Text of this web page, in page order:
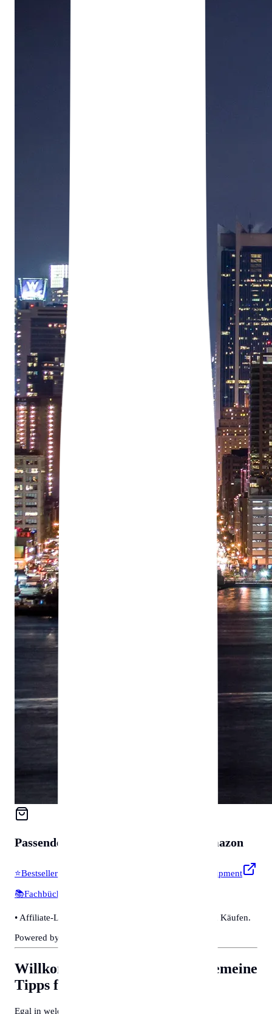
Passendes für auf Amazon
⭐Bestseller & Favoriten
Profi-Werkzeug & Equipment
📚Fachbücher & Guides
• Affiliate-Link: Wir erhalten eine kleine Provision bei Käufen.
Powered by Amazon 🛒
Willkommen in Wiesbaden
Allgemeine
Tipps für Behördengänge
Egal in welcher Stadt Sie sich befinden, deutsche und